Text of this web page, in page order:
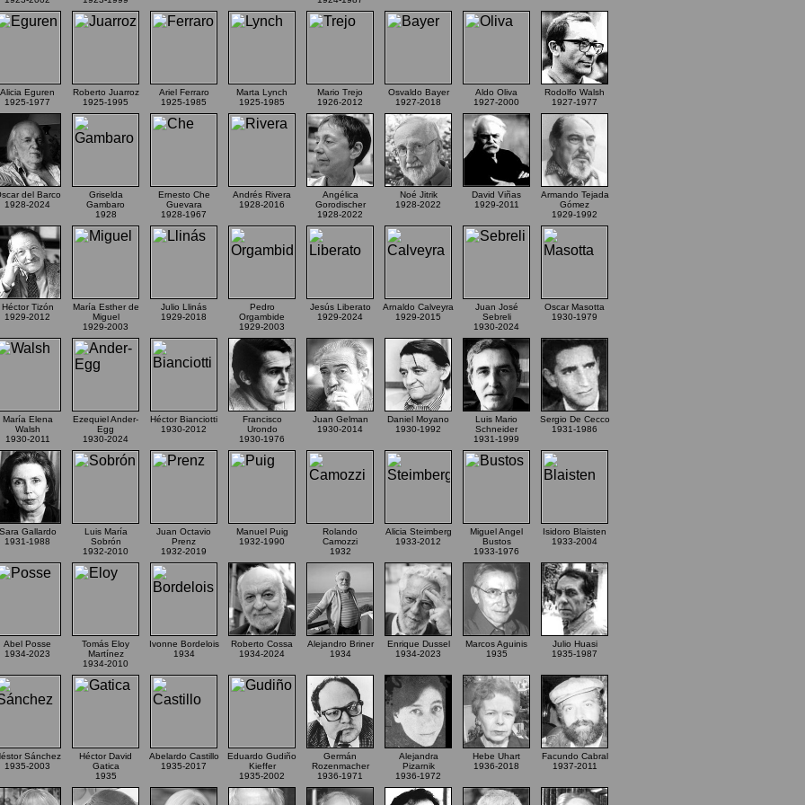
Alicia Eguren
1925-1977
Roberto Juarroz
1925-1995
Ariel Ferraro
1925-1985
Marta Lynch
1925-1985
Mario Trejo
1926-2012
Osvaldo Bayer
1927-2018
Aldo Oliva
1927-2000
Rodolfo Walsh
1927-1977
del Barco
1928-2024
Griselda
Gambaro
1928
Ernesto Che
Guevara
1928-1967
Andrés Rivera
1928-2016
Angélica
Gorodischer
1928-2022
Noé Jitrik
1928-2022
David Viñas
1929-2011
Armando Tejada
Gómez
1929-1992
Héctor Tizón
1929-2012
María Esther de
Miguel
1929-2003
Julio Llinás
1929-2018
Pedro
Orgambide
1929-2003
Jesús Liberato
1929-2024
Arnaldo Calveyra
1929-2015
Juan José
Sebreli
1930-2024
Oscar Masotta
1930-1979
María Elena
Walsh
1930-2011
Ezequiel Ander-
Egg
1930-2024
Héctor Bianciotti
1930-2012
Francisco
Urondo
1930-1976
Juan Gelman
1930-2014
Daniel Moyano
1930-1992
Luis Mario
Schneider
1931-1999
Sergio De Cecco
1931-1986
Gallardo
1931-1988
Luis María
Sobrón
1932-2010
Juan Octavio
Prenz
1932-2019
Manuel Puig
1932-1990
Rolando
Camozzi
1932
Alicia Steimberg
1933-2012
Miguel Angel
Bustos
1933-1976
Isidoro Blaisten
1933-2004
Abel Posse
1934-2023
Tomás Eloy
Martínez
1934-2010
Ivonne Bordelois
1934
Roberto Cossa
1934-2024
Alejandro Briner
1934
Enrique Dussel
1934-2023
Marcos Aguinis
1935
Julio Huasi
1935-1987
Sánchez
1935-2003
Héctor David
Gatica
1935
Abelardo Castillo
1935-2017
Eduardo Gudiño
Kieffer
1935-2002
Germán
Rozenmacher
1936-1971
Alejandra
Pizarnik
1936-1972
Hebe Uhart
1936-2018
Facundo Cabral
1937-2011